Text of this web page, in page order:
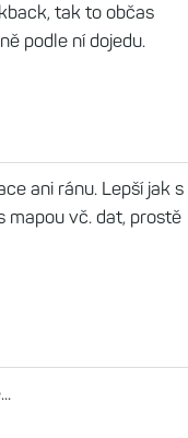
tak to občas
podle ní dojedu.
ani ránu. Lepší jak s
mapou vč. dat, prostě